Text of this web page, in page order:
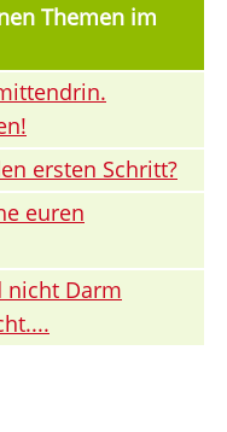
Themen im
ersten Schritt?
euren
nicht Darm